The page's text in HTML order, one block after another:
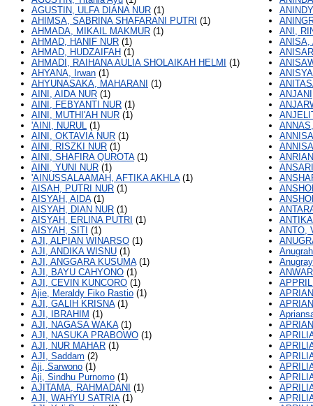
AGUSTIN, ULFA DIANA NUR (1)
AHIMSA, SABRINA SHAFARANI PUTRI (1)
AHMADA, MIKAIL MAKMUR (1)
AHMAD, HANIF NUR (1)
AHMAD, HUDZAIFAH (1)
AHMADI, RAIHANA AULIA SHOLAIKAH HELMI
(1)
AHYANA, Irwan (1)
AHYUNASAKA, MAHARANI (1)
AINI, AIDA NUR (1)
AINI, FEBYANTI NUR (1)
AINI, MUTHI'AH NUR (1)
'AINI, NURUL (1)
AINI, OKTAVIA NUR (1)
AINI, RISZKI NUR (1)
AINI, SHAFIRA QUROTA(1)
AINI, YUNI NUR (1)
'AINUSSALAAMAH, AFTIKA AKHLA(1)
AISAH, PUTRI NUR (1)
AISYAH, AIDA(1)
AISYAH, DIAN NUR (1)
AISYAH, ERLINA PUTRI (1)
AISYAH, SITI (1)
AJI, ALPIAN WINARSO (1)
AJI, ANDIKA WISNU (1)
AJI, ANGGARA KUSUMA(1)
AJI, BAYU CAHYONO (1)
AJI, CEVIN KUNCORO (1)
Ajie, Meraldy Fiko Rastio (1)
AJI, GALIH KRISNA(1)
AJI, IBRAHIM (1)
AJI, NAGASA WAKA(1)
AJI, NASUKA PRABOWO (1)
AJI, NUR MAHAR (1)
AJI, Saddam (2)
Aji, Sarwono (1)
Aji, Sindhu Purnomo (1)
AJITAMA, RAHMADANI (1)
AJI, WAHYU SATRIA(1)
ANI,
ANISA,
ANTO,